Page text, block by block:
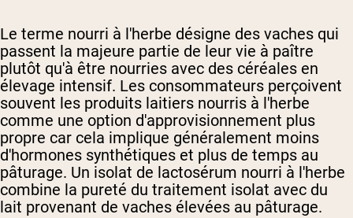
Le terme nourri à l'herbe désigne des vaches qui
passent la majeure partie de leur vie à paître
plutôt qu'à être nourries avec des céréales en
élevage intensif. Les consommateurs perçoivent
souvent les produits laitiers nourris à l'herbe
comme une option d'approvisionnement plus
propre car cela implique généralement moins
d'hormones synthétiques et plus de temps au
pâturage. Un isolat de lactosérum nourri à l'herbe
combine la pureté du traitement isolat avec du
lait provenant de vaches élevées au pâturage.